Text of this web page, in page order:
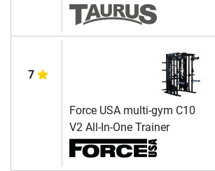
7
Force USA multi-gym C10
V2 All-In-One Trainer